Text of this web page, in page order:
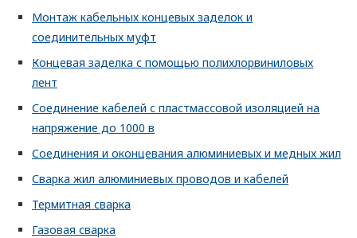
Монтаж кабельных концевых заделок и
соединительных муфт
Концевая заделка с помощью полихлорвиниловых
лент
Соединение кабелей с пластмассовой изоляцией на
напряжение до 1000 в
Соединения и оконцевания алюминиевых и медных жил
Сварка жил алюминиевых проводов и кабелей
Термитная сварка
Газовая сварка